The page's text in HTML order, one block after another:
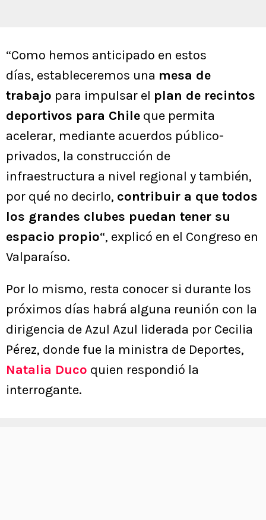
“Como hemos anticipado en estos
días, estableceremos una mesa de
trabajo para impulsar el plan de recintos
deportivos para Chile que permita
acelerar, mediante acuerdos público-
privados, la construcción de
infraestructura a nivel regional y también,
por qué no decirlo, contribuir a que todos
los grandes clubes puedan tener su
espacio propio“, explicó en el Congreso en
Valparaíso.
Por lo mismo, resta conocer si durante los
próximos días habrá alguna reunión con la
dirigencia de Azul Azul liderada por Cecilia
Pérez, donde fue la ministra de Deportes,
Natalia Duco quien respondió la
interrogante.